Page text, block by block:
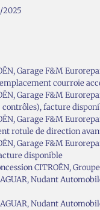
2025
Garage F&M
courroie
Garage F&M
facture
Garage F&M
rotule de direction
Garage F&M
disponible
CITROËN,
Nudant
Nudant